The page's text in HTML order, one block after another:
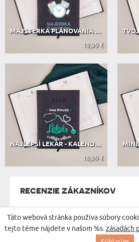
MAJSTERKA PLÁNOVANIA - KALENDÁR
18,99 €
NAJLEPŠÍ LEKÁR - KALENDÁR
18,99 €
RECENZIE ZÁKAZNÍKOV
NA ZÁKLADE604
Táto webová stránka používa súbory
tejto téme nájdete v našom %s.zásadách